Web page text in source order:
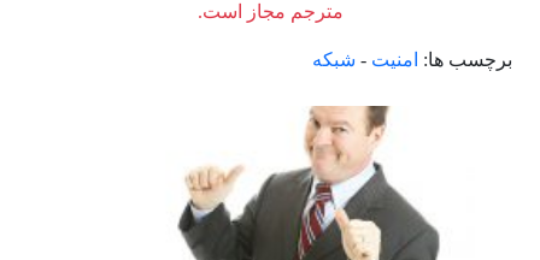
مترجم مجاز است.
برچسب ها: امنیت - شبکه